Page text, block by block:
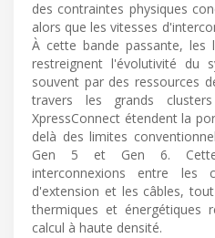
des contraintes physiques
alors que les vitesses
À cette bande passante, les
restreignent l'évolutivité du
souvent par des ressources
travers les grands
XpressConnect étendent la
delà des limites
Gen 5 et Gen 6.
interconnexions entre les
d'extension et les câbles,
thermiques et énergétiques
calcul à haute densité.